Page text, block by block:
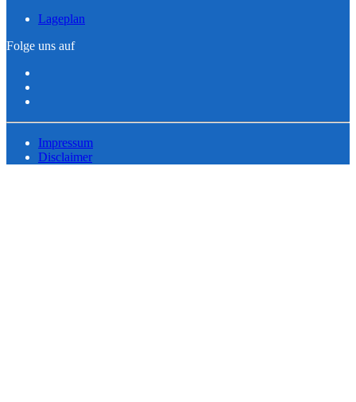
Lageplan
Folge uns auf
Impressum
Disclaimer